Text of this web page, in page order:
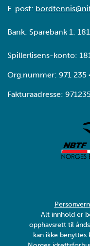
E-post:
Bank: Sparebank 1:
Spillerlisens-konto:
Org.nummer: 971 235
Fakturaadresse:
Alt innhold er
opphavsrett til
kan ikke